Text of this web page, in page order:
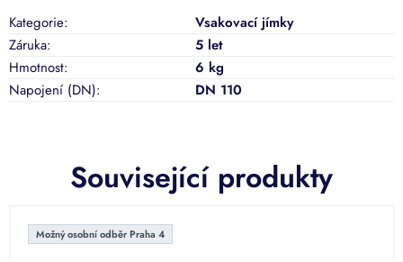
Související produkty
Možný osobní odběr Praha 4
Kategorie:
Vsakovací jímky
Záruka:
5 let
Hmotnost:
6 kg
Napojení (DN): DN 110